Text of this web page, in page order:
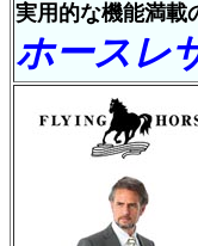
実用的な機能満載
ホースレ